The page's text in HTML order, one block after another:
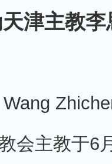
津主教
会主教于6